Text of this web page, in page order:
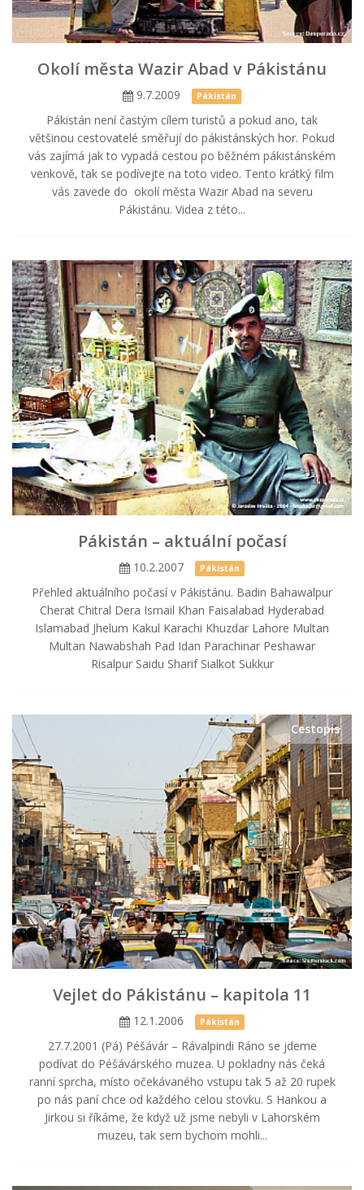
Okolí města Wazir Abad v Pákistánu
9.7.2009 Pákistán
Pákistán není častým cílem turistů a pokud ano, tak
většinou cestovatelé směřují do pákistánských hor. Pokud
vás zajímá jak to vypadá cestou po běžném pákistánském
venkově, tak se podívejte na toto video. Tento krátký film
vás zavede do okolí města Wazir Abad na severu
Pákistánu. Videa z této...
Pákistán – aktuální počasí
10.2.2007 Pákistán
Přehled aktuálního počasí v Pákistánu. Badin Bahawalpur
Cherat Chitral Dera Ismail Khan Faisalabad Hyderabad
Islamabad Jhelum Kakul Karachi Khuzdar Lahore Multan
Multan Nawabshah Pad Idan Parachinar Peshawar
Risalpur Saidu Sharif Sialkot Sukkur
Cestopis
Vejlet do Pákistánu – kapitola 11
12.1.2006 Pákistán
27.7.2001 (Pá) Péšávár – Rávalpindi Ráno se jdeme
podívat do Péšávárského muzea. U pokladny nás čeká
ranní sprcha, místo očekávaného vstupu tak 5 až 20 rupek
po nás paní chce od každého celou stovku. S Hankou a
Jirkou si říkáme, že když už jsme nebyli v Lahorském
muzeu, tak sem bychom mohli...